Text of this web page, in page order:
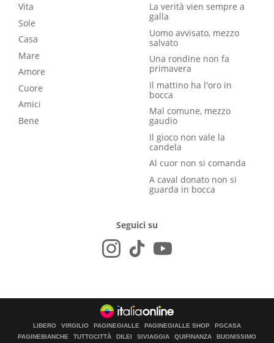
Vita
Sole
Casa
Mare
Amore
Cuore
Amici
Bene
La verità vien sempre a
galla
Uomo avvisato, mezzo
salvato
Una rondine non fa
primavera
Il mattino ha l'oro in
bocca
Mal comune, mezzo
gaudio
Il gioco non vale la
candela
Al cuor non si comanda
A caval donato non si
guarda in bocca
Seguici su
LIBERO VIRGILIO PAGINEGIALLE PAGINEGIALLE SHOP
PGCASA
PAGINEBIANCHE
TUTTOCITTÀ DILEI SIVIAGGIA QUIFINANZA BUONISSIMO